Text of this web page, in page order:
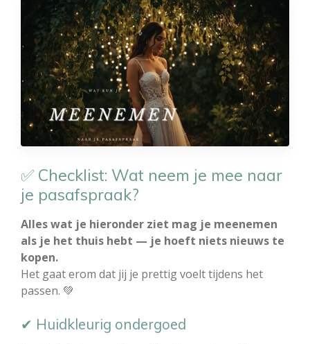
✅ Checklist: Wat neem je mee naar
je pasafspraak?
Alles wat je hieronder ziet mag je meenemen
als je het thuis hebt — je hoeft niets nieuws te
kopen.
Het gaat erom dat jij je prettig voelt tijdens het
passen. 💚
✔ Huidkleurig ondergoed